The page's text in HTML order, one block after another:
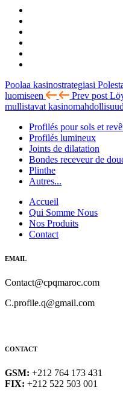
Poolaa kasinostrategiasi
luomiseen
Prev post
mullistavat
Profilés pour sols et
Profilés lumineux
Joints de dilatation
Bondes receveur de
Plinthe
Autres...
Accueil
Qui Somme Nous
Nos Produits
Contact
EMAIL
Contact@cpqmaroc.com
C.profile.q@gmail.com
CONTACT
GSM: +212 764 173 431
FIX: +212 522 503 001